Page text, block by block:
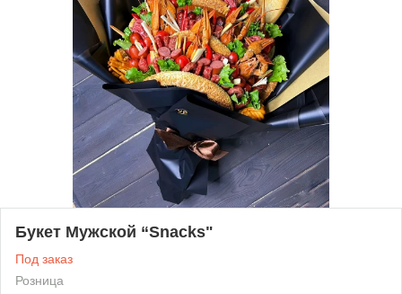
Букет Мужской “Snacks"
Под заказ
Розница